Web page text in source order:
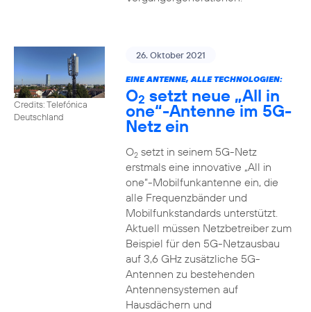
Credits: Telefónica
Deutschland
26. Oktober 2021
EINE ANTENNE, ALLE TECHNOLOGIEN:
O2 setzt neue „All in
one“-Antenne im 5G-
Netz ein
O2setzt in seinem 5G-Netz
erstmals eine innovative „All in
one“-Mobilfunkantenne ein, die
alle Frequenzbänder und
Mobilfunkstandards unterstützt.
Aktuell müssen Netzbetreiber zum
Beispiel für den 5G-Netzausbau
auf 3,6 GHz zusätzliche 5G-
Antennen zu bestehenden
Antennensystemen auf
Hausdächern und